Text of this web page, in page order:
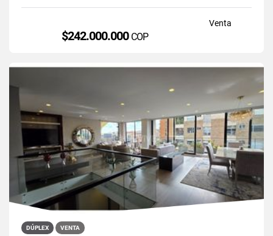
Venta
$242.000.000 COP
DÚPLEX VENTA